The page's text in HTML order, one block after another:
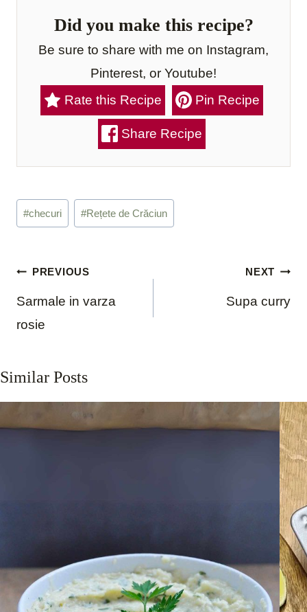
Did you make this recipe?
Be sure to share with me on Instagram,
Pinterest, or Youtube!
Rate this Recipe
Pin Recipe
Share Recipe
Post
Tags:
#checuri #Rețete de Crăciun
Post
navigation
PREVIOUS
Sarmale in varza
rosie
NEXT
Supa curry
Similar Posts